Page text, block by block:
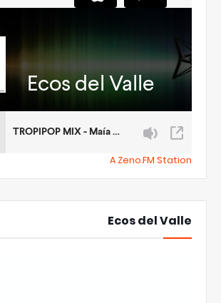
A Zeno.FM Station
Ecos del Valle